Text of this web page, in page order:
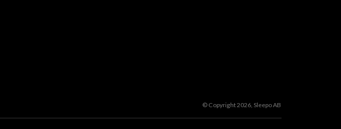
© Copyright 2026, Sleepo AB